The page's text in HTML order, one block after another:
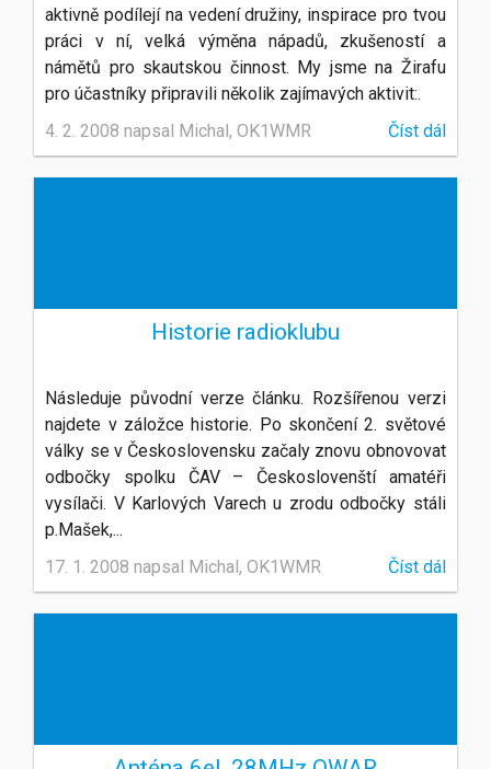
aktivně podílejí na vedení družiny, inspirace pro tvou
práci v ní, velká výměna nápadů, zkušeností a
námětů pro skautskou činnost. My jsme na Žirafu
pro účastníky připravili několik zajímavých aktivit:.
4. 2. 2008 napsal Michal, OK1WMR
Číst dál
Historie radioklubu
Následuje původní verze článku. Rozšířenou verzi
najdete v záložce historie. Po skončení 2. světové
války se v Československu začaly znovu obnovovat
odbočky spolku ČAV – Českoslovenští amatéři
vysílači. V Karlových Varech u zrodu odbočky stáli
p.Mašek,...
17. 1. 2008 napsal Michal, OK1WMR
Číst dál